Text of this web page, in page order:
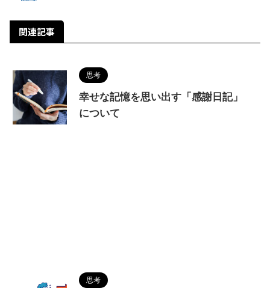
関連記事
思考
幸せな記憶を思い出す「感謝日記」
について
思考